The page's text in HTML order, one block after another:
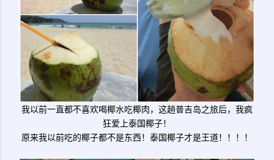
我以前一直都不喜欢喝椰水吃椰肉，这趟普吉岛之旅后，我疯
狂爱上泰国椰子！
原来我以前吃的椰子都不是东西！泰国椰子才是王道！！！！